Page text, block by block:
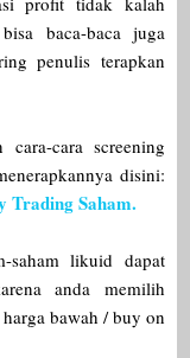
baca-baca juga
penulis terapkan
cara screening
disini:
Trading Saham.
saham likuid dapat
anda memilih
bawah / buy on